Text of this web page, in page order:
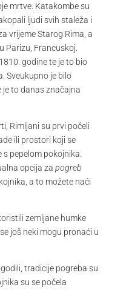
mrtve. Katakombe su
ljudi svih staleža i
vrijeme Starog Rima, a
Parizu, Francuskoj.
godine te je to bio
Sveukupno je bilo
je to danas značajna
Rimljani su prvi počeli
ili prostori koji se
pepelom pokojnika.
opcija za pogreb
a to možete naći
zemljane humke
još neki mogu pronaći u
tradicije pogreba su
su se počela